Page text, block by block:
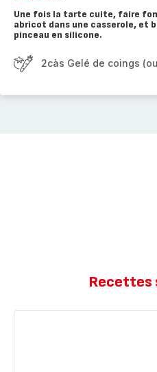
Une fois la tarte cuite, faire
abricot dans une casserole, et
pinceau en silicone.
2càs Gelé de coings
Recettes